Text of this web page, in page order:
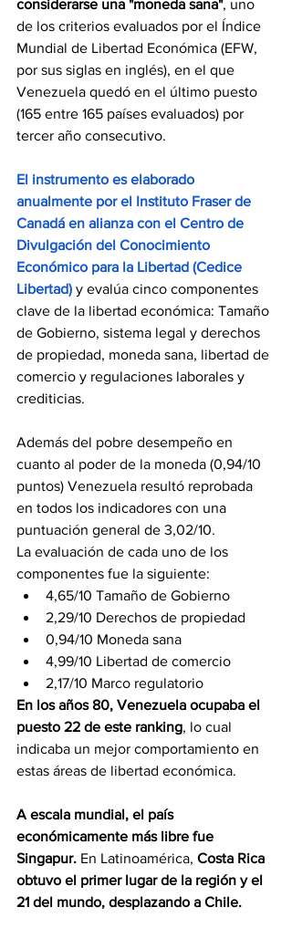
considerarse una "moneda sana", uno
de los criterios evaluados por el Índice
Mundial de Libertad Económica (EFW,
por sus siglas en inglés), en el que
Venezuela quedó en el último puesto
(165 entre 165 países evaluados) por
tercer año consecutivo.
El instrumento es elaborado
anualmente por el Instituto Fraser de
Canadá en alianza con el Centro de
Divulgación del Conocimiento
Económico para la Libertad (Cedice
Libertad) y evalúa cinco componentes
clave de la libertad económica: Tamaño
de Gobierno, sistema legal y derechos
de propiedad, moneda sana, libertad de
comercio y regulaciones laborales y
crediticias.
Además del pobre desempeño en
cuanto al poder de la moneda (0,94/10
puntos) Venezuela resultó reprobada
en todos los indicadores con una
puntuación general de 3,02/10.
La evaluación de cada uno de los
componentes fue la siguiente:
4,65/10 Tamaño de Gobierno
2,29/10 Derechos de propiedad
0,94/10 Moneda sana
4,99/10 Libertad de comercio
2,17/10 Marco regulatorio
En los años 80, Venezuela ocupaba el
puesto 22 de este ranking, lo cual
indicaba un mejor comportamiento en
estas áreas de libertad económica.
A escala mundial, el país
económicamente más libre fue
Singapur. En Latinoamérica, Costa Rica
obtuvo el primer lugar de la región y el
21 del mundo, desplazando a Chile.